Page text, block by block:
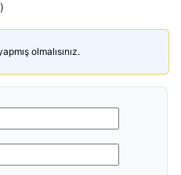
olmalısınız.